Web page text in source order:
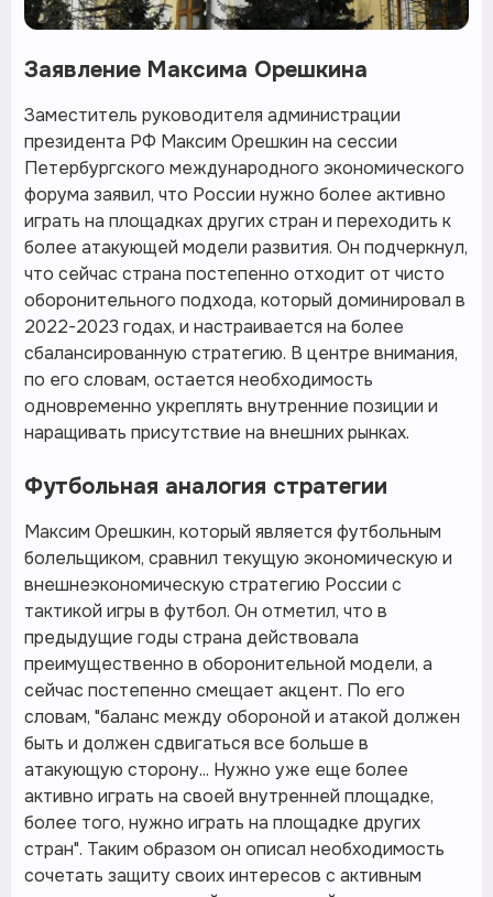
Заявление Максима Орешкина
Заместитель руководителя администрации
президента РФ Максим Орешкин на сессии
Петербургского международного экономического
форума заявил, что России нужно более активно
играть на площадках других стран и переходить к
более атакующей модели развития. Он подчеркнул,
что сейчас страна постепенно отходит от чисто
оборонительного подхода, который доминировал в
2022-2023 годах, и настраивается на более
сбалансированную стратегию. В центре внимания,
по его словам, остается необходимость
одновременно укреплять внутренние позиции и
наращивать присутствие на внешних рынках.
Футбольная аналогия стратегии
Максим Орешкин, который является футбольным
болельщиком, сравнил текущую экономическую и
внешнеэкономическую стратегию России с
тактикой игры в футбол. Он отметил, что в
предыдущие годы страна действовала
преимущественно в оборонительной модели, а
сейчас постепенно смещает акцент. По его
словам, "баланс между обороной и атакой должен
быть и должен сдвигаться все больше в
атакующую сторону... Нужно уже еще более
активно играть на своей внутренней площадке,
более того, нужно играть на площадке других
стран". Таким образом он описал необходимость
сочетать защиту своих интересов с активным